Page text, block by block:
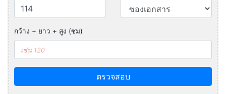
กว้าง + ยาว + สูง (ซม)
ตรวจสอบ